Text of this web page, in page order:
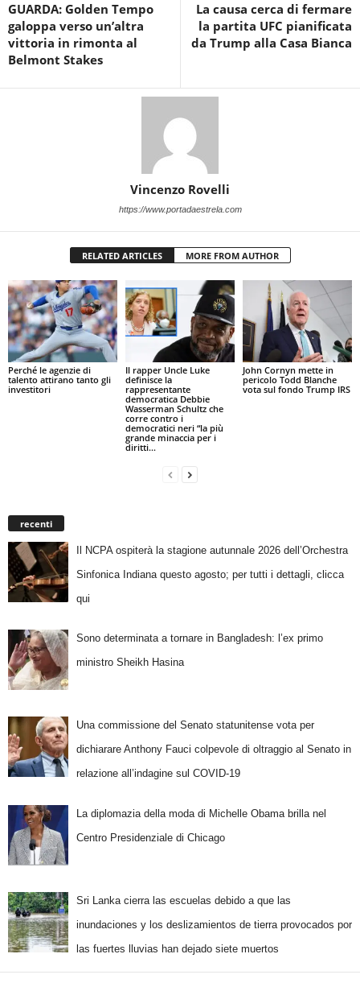
GUARDA: Golden Tempo
galoppa verso un’altra
vittoria in rimonta al
Belmont Stakes
La causa cerca di fermare
la partita UFC pianificata
da Trump alla Casa Bianca
Vincenzo Rovelli
https://www.portadaestrela.com
RELATED ARTICLES MORE FROM AUTHOR
Perché le agenzie di
talento attirano tanto gli
investitori
Il rapper Uncle Luke
definisce la
rappresentante
democratica Debbie
Wasserman Schultz che
corre contro i
democratici neri “la più
grande minaccia per i
diritti...
John Cornyn mette in
pericolo Todd Blanche
vota sul fondo Trump IRS
recenti
Il NCPA ospiterà la stagione autunnale 2026 dell’Orchestra
Sinfonica Indiana questo agosto; per tutti i dettagli, clicca
qui
Sono determinata a tornare in Bangladesh: l’ex primo
ministro Sheikh Hasina
Una commissione del Senato statunitense vota per
dichiarare Anthony Fauci colpevole di oltraggio al Senato in
relazione all’indagine sul COVID-19
La diplomazia della moda di Michelle Obama brilla nel
Centro Presidenziale di Chicago
Sri Lanka cierra las escuelas debido a que las
inundaciones y los deslizamientos de tierra provocados por
las fuertes lluvias han dejado siete muertos